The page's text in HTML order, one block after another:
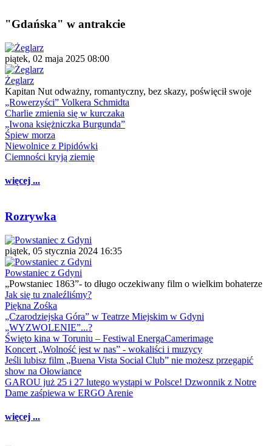
"Gdańska" w antrakcie
piątek, 02 maja 2025 08:00
Żeglarz
Kapitan Nut odważny, romantyczny, bez skazy, poświęcił swoje
„Rowerzyści” Volkera Schmidta
Charlie zmienia się w kurczaka
„Iwona księżniczka Burgunda”
Śpiew morza
Niewolnice z Pipidówki
Ciemności kryją ziemię
więcej ...
Rozrywka
piątek, 05 stycznia 2024 16:35
Powstaniec z Gdyni
„Powstaniec 1863”- to długo oczekiwany film o wielkim bohaterze
Jak się tu znaleźliśmy?
Piękna Zośka
„Czarodziejska Góra” w Teatrze Miejskim w Gdyni
„WYZWOLENIE”...?
Święto kina w Toruniu – Festiwal EnergaCamerimage
Koncert „Wolność jest w nas” - wokaliści i muzycy
Jeśli lubisz film „Buena Vista Social Club” nie możesz przegapić
show na Ołowiance
GAROU już 25 i 27 lutego wystąpi w Polsce! Dzwonnik z Notre
Dame zaśpiewa w ERGO Arenie
więcej ...